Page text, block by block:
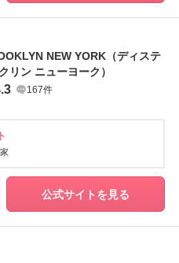
NEW YORK（ディステ
リン ニューヨーク）
167件
公式サイトを見る